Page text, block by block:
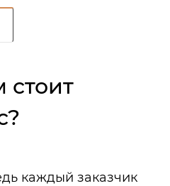
стоит
каждый заказчик